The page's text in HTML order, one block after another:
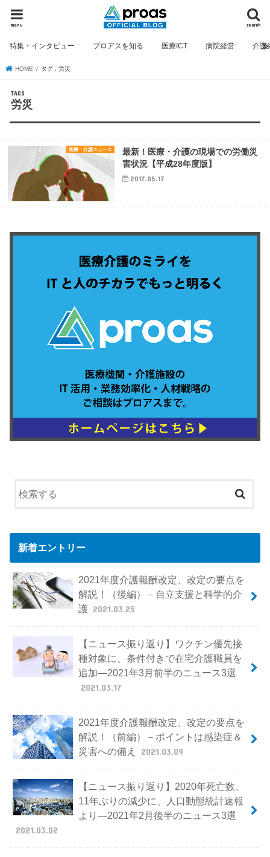
search
menu
特集・インタビュー プロアスを知る 医療ICT 病院経営 介護
HOME タグ : 労災
労災
医療・介護ニュース
最新！医療・介護の現場での労働災
害状況【平成28年度版】
2017.05.17
新着エントリー
2021年度介護報酬改定、改定の要点を
解説！（後編）－自立支援と科学的介
護 2021.03.25
【ニュース振り返り】ワクチン優先接
種対象に、条件付きで在宅介護職員を
追加―2021年3月前半のニュース3選
2021.03.17
2021年度介護報酬改定、改定の要点を
解説！（前編）－ポイントは感染症＆
災害への備え
2021.03.09
【ニュース振り返り】2020年死亡数、
11年ぶりの減少に、人口動態統計速報
より―2021年2月後半のニュース3選
2021.03.02